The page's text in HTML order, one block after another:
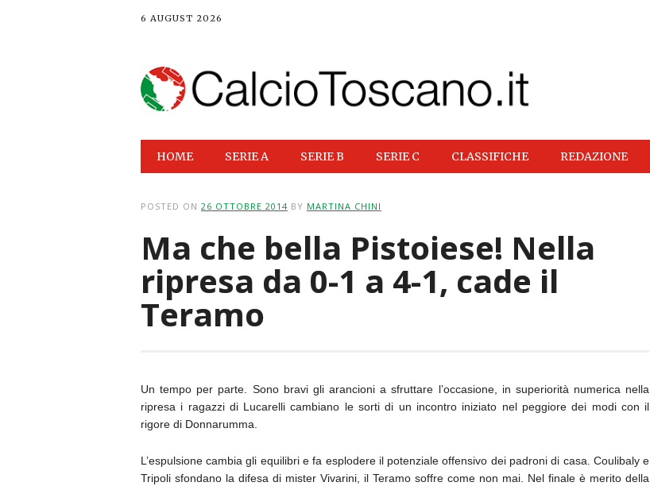
6 AUGUST 2026
Main menu
HOME SERIE A SERIE B SERIE C CLASSIFICHE REDAZIONE
POSTED ON 26 OTTOBRE 2014 BY MARTINA CHINI
Ma che bella Pistoiese! Nella
ripresa da 0-1 a 4-1, cade il
Teramo
Un tempo per parte. Sono bravi gli arancioni a sfruttare l’occasione, in superiorità numerica nella
ripresa i ragazzi di Lucarelli cambiano le sorti di un incontro iniziato nel peggiore dei modi con il
rigore di Donnarumma.
L’espulsione cambia gli equilibri e fa esplodere il potenziale offensivo dei padroni di casa. Coulibaly e
Tripoli sfondano la difesa di mister Vivarini, il Teramo soffre come non mai. Nel finale è merito della